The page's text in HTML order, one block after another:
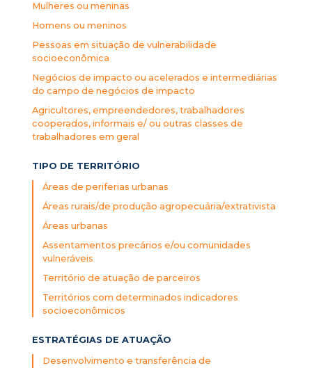
Mulheres ou meninas
Homens ou meninos
Pessoas em situação de vulnerabilidade
socioeconômica
Negócios de impacto ou acelerados e intermediárias
do campo de negócios de impacto
Agricultores, empreendedores, trabalhadores
cooperados, informais e/ ou outras classes de
trabalhadores em geral
TIPO DE TERRITÓRIO
Áreas de periferias urbanas
Áreas rurais/de produção agropecuária/extrativista
Áreas urbanas
Assentamentos precários e/ou comunidades
vulneráveis
Território de atuação de parceiros
Territórios com determinados indicadores
socioeconômicos
ESTRATÉGIAS DE ATUAÇÃO
Desenvolvimento e transferência de